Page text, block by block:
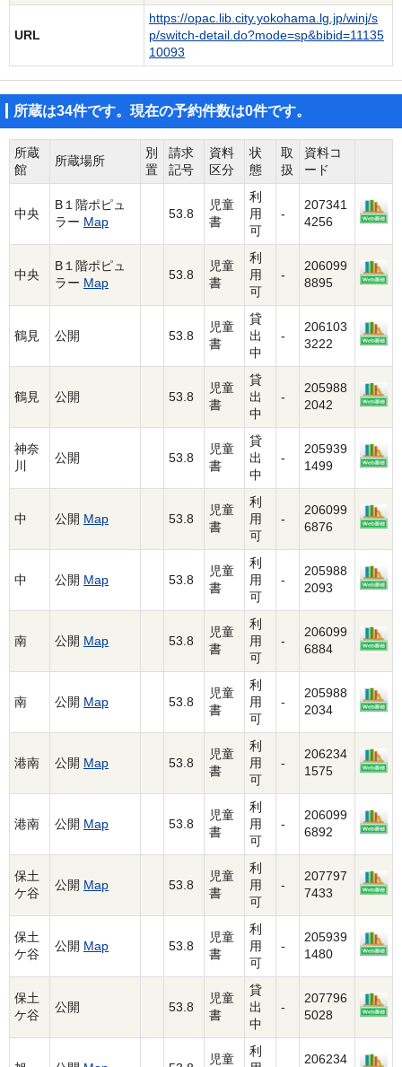
URL
https://opac.lib.city.yokohama.lg.jp/winj/s
p/switch-detail.do?mode=sp&bibid=11135
10093
所蔵は34件です。現在の予約件数は0件です。
所蔵
館
所蔵場所
別
置
請求
記号
資料
区分
状
態
取
扱
資料コ
ード
中央
B１階ポピュ
ラー Map
53.8
児童
書
利
用
可
-
207341
4256
中央
B１階ポピュ
ラー Map
53.8
児童
書
利
用
可
-
206099
8895
鶴見 公開 53.8
児童
書
貸
出
中
-
206103
3222
鶴見 公開 53.8
児童
書
貸
出
中
-
205988
2042
神奈
川
公開 53.8
児童
書
貸
出
中
-
205939
1499
中 公開 Map 53.8
児童
書
利
用
可
-
206099
6876
中 公開 Map 53.8
児童
書
利
用
可
-
205988
2093
南 公開 Map 53.8
児童
書
利
用
可
-
206099
6884
南 公開 Map 53.8
児童
書
利
用
可
-
205988
2034
港南 公開 Map 53.8
児童
書
利
用
可
-
206234
1575
港南 公開 Map 53.8
児童
書
利
用
可
-
206099
6892
保土
ケ谷
公開 Map 53.8
児童
書
利
用
可
-
207797
7433
保土
ケ谷
公開 Map 53.8
児童
書
利
用
可
-
205939
1480
保土
ケ谷
公開 53.8
児童
書
貸
出
中
-
207796
5028
児童
利
206234